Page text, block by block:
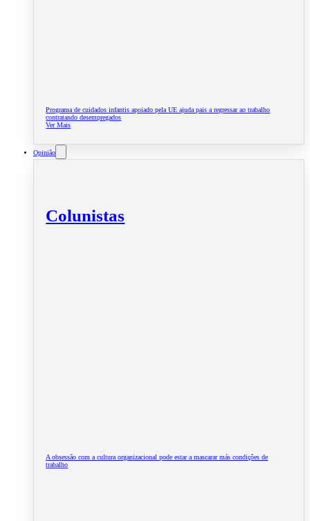
Programa de cuidados infantis apoiado pela UE ajuda pais a regressar ao trabalho
contratando desempregados
Ver Mais
Opinião
Colunistas
A obsessão com a cultura organizacional pode estar a mascarar más condições de
trabalho